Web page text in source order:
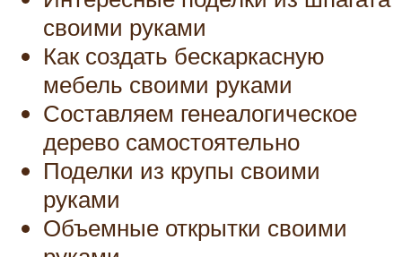
своими руками
Как создать бескаркасную
мебель своими руками
Составляем генеалогическое
дерево самостоятельно
Поделки из крупы своими
руками
Объемные открытки своими